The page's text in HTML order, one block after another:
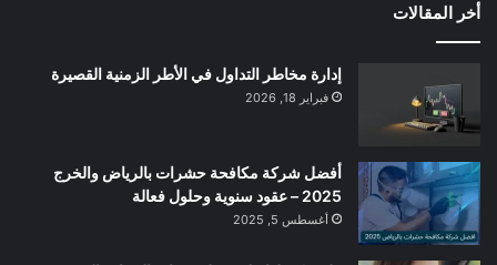
أخر المقالات
إدارة مخاطر التداول في الأطر الزمنية القصيرة
فبراير 18, 2026
أفضل شركة مكافحة حشرات بالرياض والخرج
2025 – عقود سنوية وحلول فعالة
أغسطس 5, 2025